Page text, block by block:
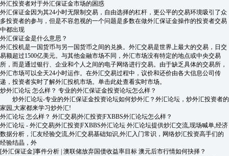
外汇投资者对于外汇保证金市场的困惑
外汇保证金因为其24小时无限制交易，自由选择的杠杆，更公平的交易环境吸引了众
多投资者的参与，但是不容忽视的一个问题是多数在做外汇保证金操作的投资者交易
中都出现
外汇保证金是什么意思？
外汇投机是一国货币与另一国货币之间的兑换。外汇交易是世界上最大的交易，日交
易额超过1500亿美元。与其他金融市场不同，外汇市场没有特定的地点或中央交易
所，而是通过银行、企业和个人之间的电子网络进行交易。由于缺乏具体的交易所，
外汇市场可以全天24小时运作。在外汇交易过程中，议价和还价由各大信息公司传
递，投资者实时了解外汇投机市场。单击此处查看实时市场。
炒外汇论坛 怎么样？ 专业的外汇保证金投资论坛怎么样？
炒外汇论坛-专业的外汇保证金投资论坛如何炒外汇？外汇论坛，炒外汇投资者的
家园,大家都来学习炒外汇!
外汇论坛 怎么样？ 外汇交易|外汇投资|FXBBS外汇论坛怎么样？
外汇论坛 - 外汇交易|外汇投资|FXBBS外汇论坛 外汇论坛提供炒汇交流,现场喊单,经济
数据分析，汇友经验交流,外汇交易基础知识,外汇入门常识，网络炒汇投资高手们的
经验结晶，外
[外汇保证金]事件分析 | 澳联储放弃国债收益率目标 澳元后市行情如何抉择？